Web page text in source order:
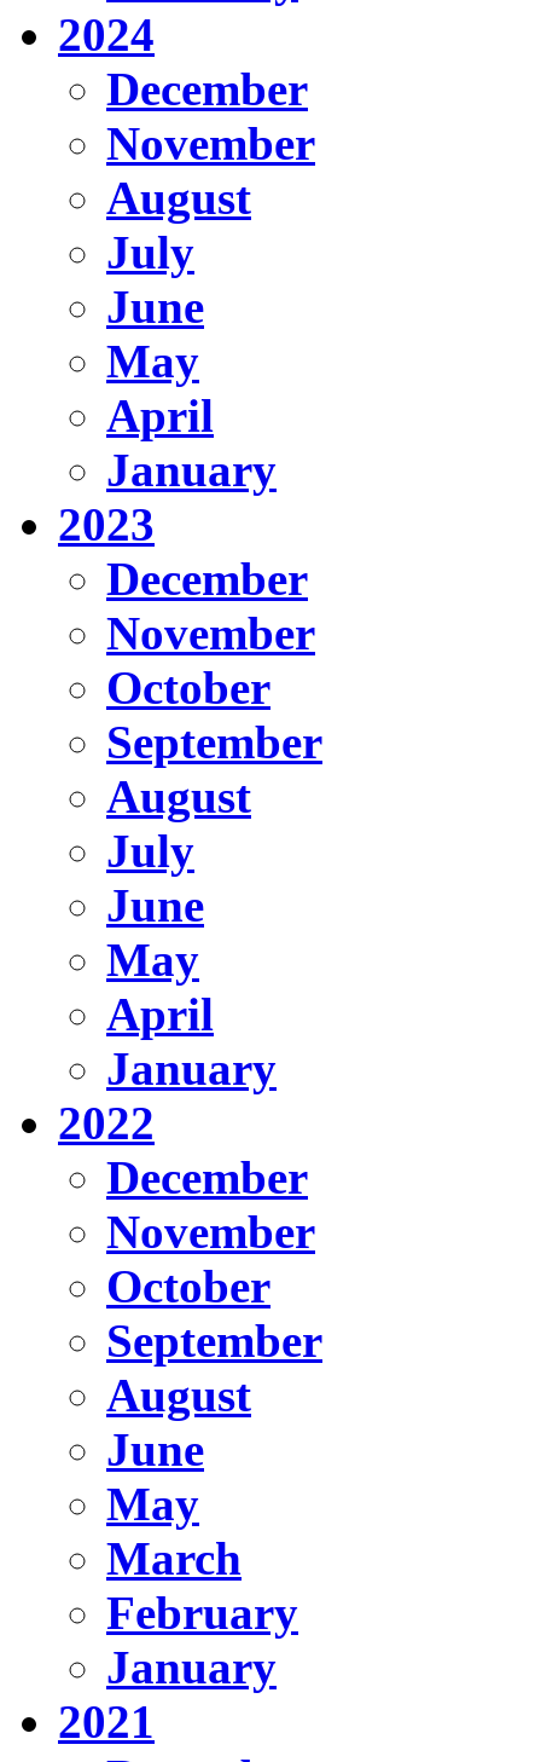
2024
December
November
August
July
June
May
April
January
2023
December
November
October
September
August
July
June
May
April
January
2022
December
November
October
September
August
June
May
March
February
January
2021